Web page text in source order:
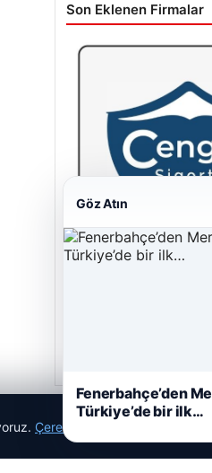
Son Eklenen Firmalar
Çerez Politikamız
Göz Atın
Fenerbahçe’den
Türkiye’de bir ilk…